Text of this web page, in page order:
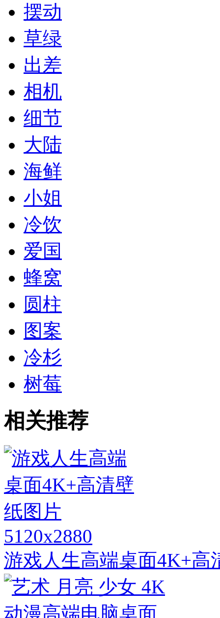
摆动
草绿
出差
相机
细节
大陆
海鲜
小姐
冷饮
爱国
蜂窝
圆柱
图案
冷杉
树莓
相关推荐
5120x2880
游戏人生高端桌面4K+高